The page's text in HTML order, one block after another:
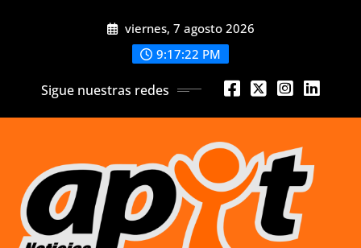
viernes, 7 agosto 2026
9:17:23 PM
Sigue nuestras redes